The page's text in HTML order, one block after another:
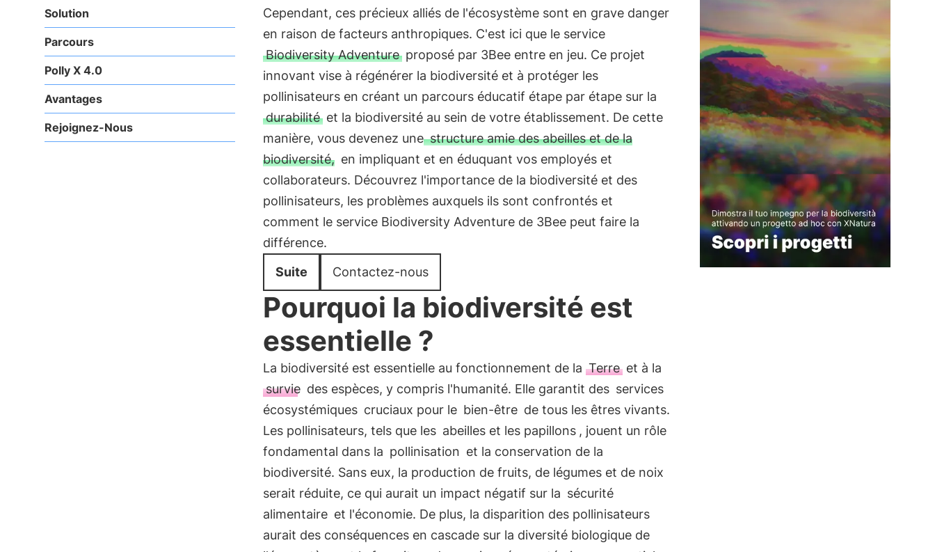
Solution
Parcours
Polly X 4.0
Avantages
Rejoignez-Nous
Cependant, ces précieux alliés de l'écosystème sont en grave danger
en raison de facteurs anthropiques. C'est ici que le service
Biodiversity Adventureproposé par 3Bee entre en jeu. Ce projet
innovant vise à régénérer la biodiversité et à protéger les
pollinisateurs en créant un parcours éducatif étape par étape sur la
durabilitéet la biodiversité au sein de votre établissement. De cette
manière, vous devenez unestructure amie des abeilles et de la
biodiversité, en impliquant et en éduquant vos employés et
collaborateurs. Découvrez l'importance de la biodiversité et des
pollinisateurs, les problèmes auxquels ils sont confrontés et
comment le service Biodiversity Adventure de 3Bee peut faire la
différence.
Suite
Contactez-nous
Pourquoi la biodiversité est
essentielle ?
La biodiversité est essentielle au fonctionnement de la Terreet à la
survie des espèces, y compris l'humanité. Elle garantit des services
écosystémiques cruciaux pour le bien-être de tous les êtres vivants.
Les pollinisateurs, tels que les abeilles et les papillons , jouent un rôle
fondamental dans la pollinisation et la conservation de la
biodiversité. Sans eux, la production de fruits, de légumes et de noix
serait réduite, ce qui aurait un impact négatif sur la sécurité
alimentaire et l'économie. De plus, la disparition des pollinisateurs
aurait des conséquences en cascade sur la diversité biologique de